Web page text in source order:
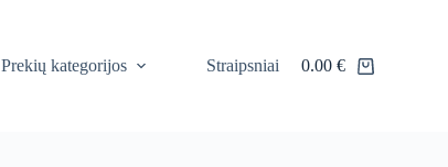
Prekių kategorijos Straipsniai
Shopping
0.00 €